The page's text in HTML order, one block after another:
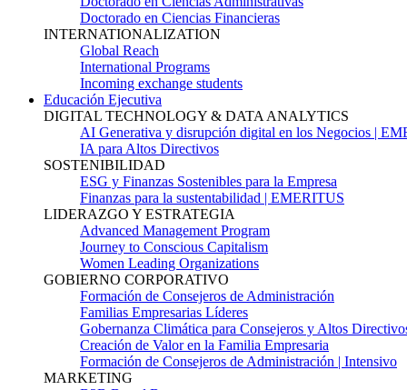
Doctorado en Ciencias Financieras
INTERNATIONALIZATION
Global Reach
International Programs
Incoming exchange students
Educación Ejecutiva
DIGITAL TECHNOLOGY & DATA ANALYTICS
AI Generativa y disrupción digital en los Negocios |
IA para Altos Directivos
SOSTENIBILIDAD
ESG y Finanzas Sostenibles para la Empresa
Finanzas para la sustentabilidad | EMERITUS
LIDERAZGO Y ESTRATEGIA
Advanced Management Program
Journey to Conscious Capitalism
Women Leading Organizations
GOBIERNO CORPORATIVO
Formación de Consejeros de Administración
Familias Empresarias Líderes
Gobernanza Climática para Consejeros y Altos
Creación de Valor en la Familia Empresaria
Formación de Consejeros de Administración | Intensivo
MARKETING